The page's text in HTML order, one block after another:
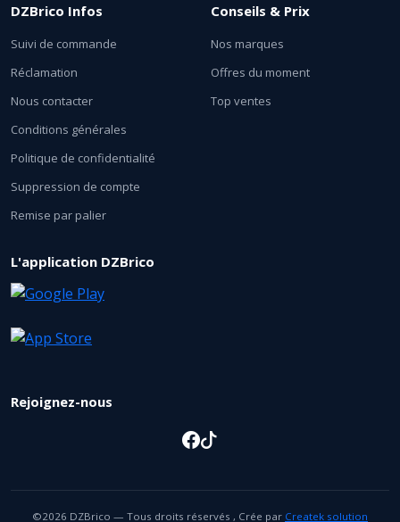
DZBrico Infos
Suivi de commande
Réclamation
Nous contacter
Conditions générales
Politique de confidentialité
Suppression de compte
Remise par palier
Conseils & Prix
Nos marques
Offres du moment
Top ventes
L'application DZBrico
Rejoignez-nous
©2026 DZBrico — Tous droits réservés , Crée par Createk solution